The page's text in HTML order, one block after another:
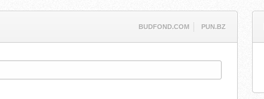
BUDFOND.COM PUN.BZ